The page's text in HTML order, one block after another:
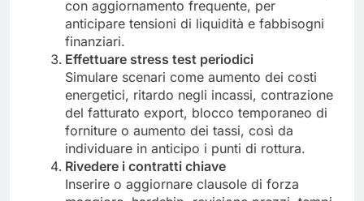
con aggiornamento frequente, per
anticipare tensioni di liquidità e fabbisogni
finanziari.
Effettuare stress test periodici
Simulare scenari come aumento dei costi
energetici, ritardo negli incassi, contrazione
del fatturato export, blocco temporaneo di
forniture o aumento dei tassi, così da
individuare in anticipo i punti di rottura.
Rivedere i contratti chiave
Inserire o aggiornare clausole di forza